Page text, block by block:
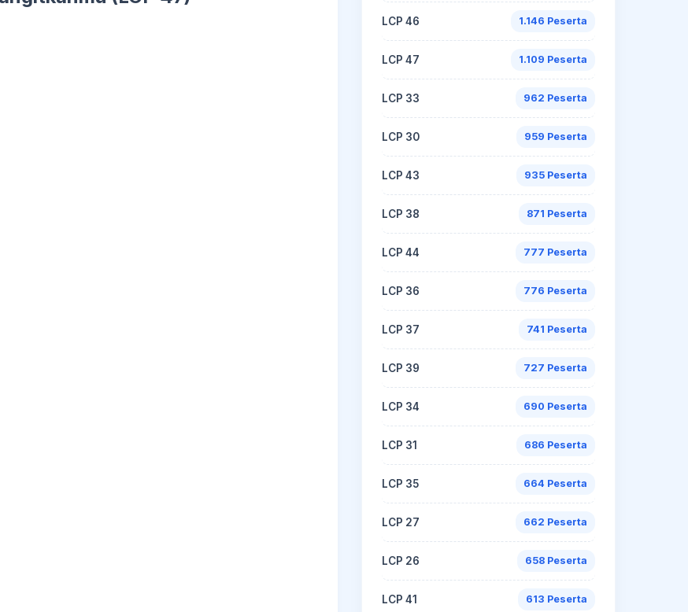
LCP 46 1.146 Peserta
LCP 47 1.109 Peserta
LCP 33 962 Peserta
LCP 30 959 Peserta
LCP 43 935 Peserta
LCP 38 871 Peserta
LCP 44 777 Peserta
LCP 36 776 Peserta
LCP 37 741 Peserta
LCP 39 727 Peserta
LCP 34 690 Peserta
LCP 31 686 Peserta
LCP 35 664 Peserta
LCP 27 662 Peserta
LCP 26 658 Peserta
LCP 41 613 Peserta